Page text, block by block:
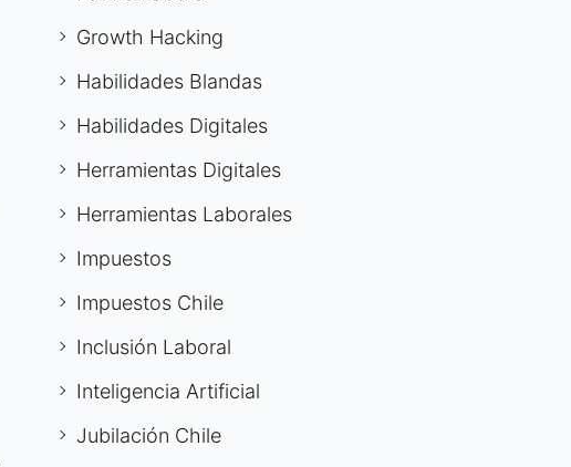
Growth Hacking
Habilidades Blandas
Habilidades Digitales
Herramientas Digitales
Herramientas Laborales
Impuestos
Impuestos Chile
Inclusión Laboral
Inteligencia Artificial
Jubilación Chile